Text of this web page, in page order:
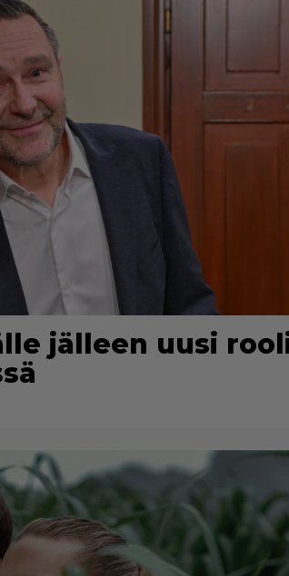
jälleen uusi